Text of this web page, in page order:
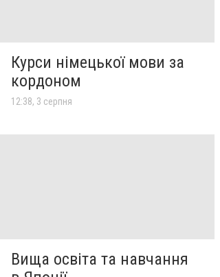
Курси німецької мови за
кордоном
12:38, 3 серпня
Вища освіта та навчання